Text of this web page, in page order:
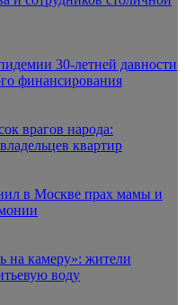
30-летней давности
финансирования
врагов народа:
квартир
в Москве прах мамы и
камеру»: жители
воду